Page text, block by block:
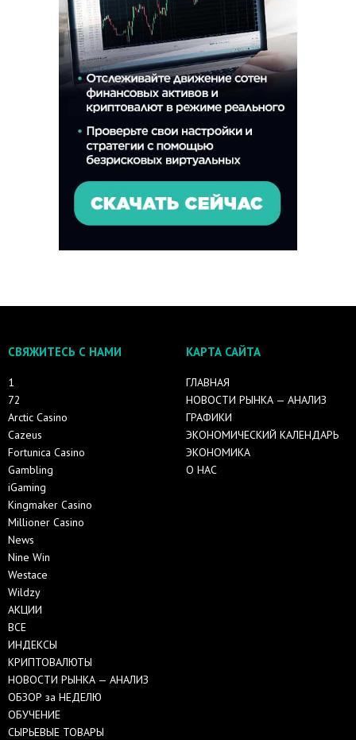
СВЯЖИТЕСЬ С НАМИ
1
72
Arctic Casino
Cazeus
Fortunica Casino
Gambling
iGaming
Kingmaker Casino
Millioner Casino
News
Nine Win
Westace
Wildzy
АКЦИИ
ВСЕ
ИНДЕКСЫ
КРИПТОВАЛЮТЫ
НОВОСТИ РЫНКА — АНАЛИЗ
ОБЗОР за НЕДЕЛЮ
ОБУЧЕНИЕ
СЫРЬЕВЫЕ ТОВАРЫ
КАРТА САЙТА
ГЛАВНАЯ
НОВОСТИ РЫНКА — АНАЛИЗ
ГРАФИКИ
ЭКОНОМИЧЕСКИЙ КАЛЕНДАРЬ
ЭКОНОМИКА
О НАС